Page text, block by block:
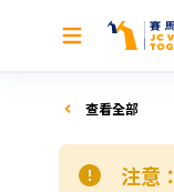
查看全部
注意：